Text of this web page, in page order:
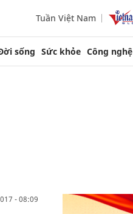
Tuần Việt Nam
sống Sức khỏe Công nghệ
- 08:09